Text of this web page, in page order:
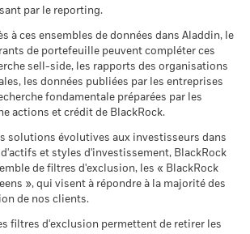
est calculée après déduction des
d’entrée/de sortie ne sont pas inclus
se rapportent aux performances
passées ne sont pas un indicateur
Ceci peut vous aider à évaluer la
a été géré dans le passé
indiquée sur la base de la Valeur nette
avec le revenu brut réinvesti le cas échéant.
des fluctuations des devises si votre
fins de gestion des risques. Allocations
Il n’y a pas de rendement minimum
Ce que vous pourriez obtenir après
Rendement annuel moyen
Ce que vous pourriez obtenir après
Rendement annuel moyen
Ce que vous pourriez obtenir après
Rendement annuel moyen
Ce que vous pourriez obtenir après
Rendement annuel moyen
montre ce que vous pourriez obtenir
filtrages.
Pour plus d’informations sur la
MSCI sur lesquelles
de durabilité, utilisez les liens
ESG MSCI
A
ESG
0,00%
civiles 0,00%
au
Nations
0,00%
0,00%
Global Funds - Annual report and
statements (French)
Global Funds - Prospectus (French
Global Funds - Prospectus
par le reporting.
à ces ensembles de données dans Aladdin, le
de portefeuille peuvent compléter ces
sell-side, les rapports des organisations
les données publiées par les entreprises
fondamentale préparées par les
actions et crédit de BlackRock.
solutions évolutives aux investisseurs dans
et styles d'investissement, BlackRock
de filtres d'exclusion, les « BlackRock
», qui visent à répondre à la majorité des
de nos clients.
filtres d'exclusion permettent de retirer les